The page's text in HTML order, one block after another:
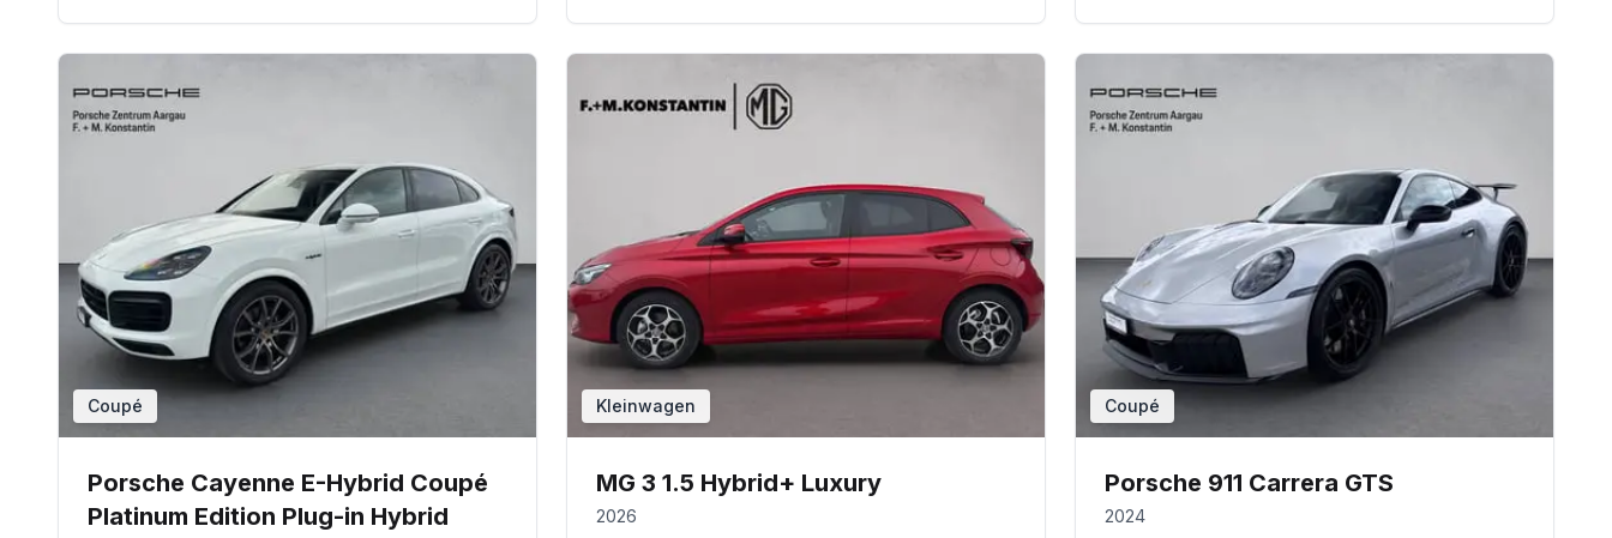
Coupé
Porsche Cayenne E-Hybrid Coupé
Platinum Edition Plug-in Hybrid
Kleinwagen
MG 3 1.5 Hybrid+ Luxury
2026
Coupé
Porsche 911 Carrera GTS
2024